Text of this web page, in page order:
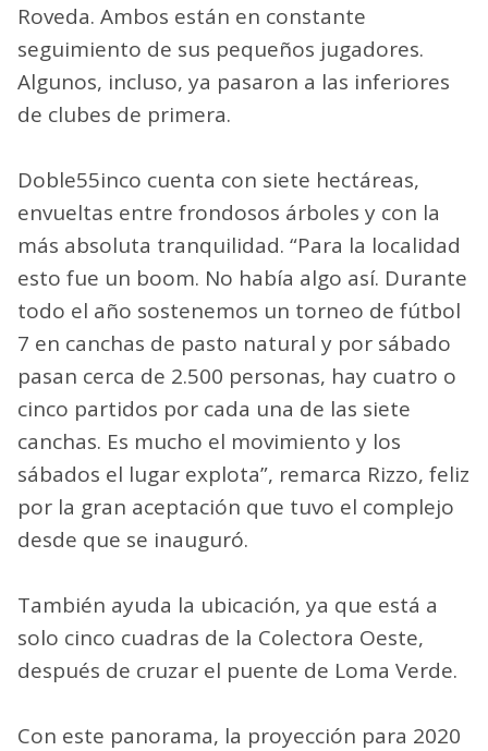
Roveda. Ambos están en constante
seguimiento de sus pequeños jugadores.
Algunos, incluso, ya pasaron a las inferiores
de clubes de primera.
Doble55inco cuenta con siete hectáreas,
envueltas entre frondosos árboles y con la
más absoluta tranquilidad. “Para la localidad
esto fue un boom. No había algo así. Durante
todo el año sostenemos un torneo de fútbol
7 en canchas de pasto natural y por sábado
pasan cerca de 2.500 personas, hay cuatro o
cinco partidos por cada una de las siete
canchas. Es mucho el movimiento y los
sábados el lugar explota”, remarca Rizzo, feliz
por la gran aceptación que tuvo el complejo
desde que se inauguró.
También ayuda la ubicación, ya que está a
solo cinco cuadras de la Colectora Oeste,
después de cruzar el puente de Loma Verde.
Con este panorama, la proyección para 2020